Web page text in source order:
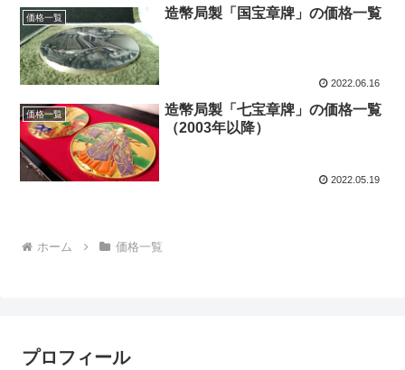
価格一覧 造幣局製「国宝章牌」の価格一覧
2022.06.16
価格一覧
造幣局製「七宝章牌」の価格一覧
（2003年以降）
2022.05.19
ホーム 価格一覧
プロフィール